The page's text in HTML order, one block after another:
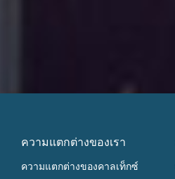
ความแตกต่างของเรา
ความแตกต่างของคาลเท็กซ์